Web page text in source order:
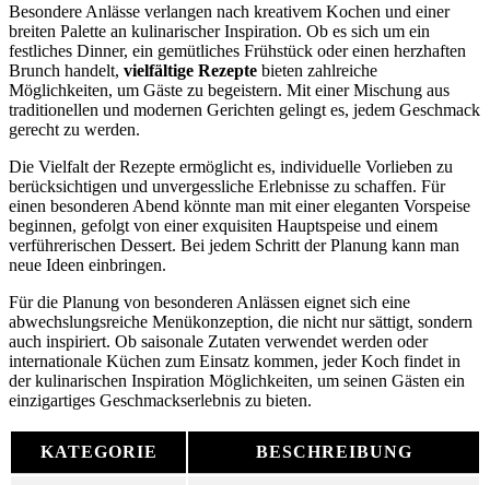
Besondere Anlässe verlangen nach kreativem Kochen und einer
breiten Palette an kulinarischer Inspiration. Ob es sich um ein
festliches Dinner, ein gemütliches Frühstück oder einen herzhaften
Brunch handelt, vielfältige Rezepte bieten zahlreiche
Möglichkeiten, um Gäste zu begeistern. Mit einer Mischung aus
traditionellen und modernen Gerichten gelingt es, jedem Geschmack
gerecht zu werden.
Die Vielfalt der Rezepte ermöglicht es, individuelle Vorlieben zu
berücksichtigen und unvergessliche Erlebnisse zu schaffen. Für
einen besonderen Abend könnte man mit einer eleganten Vorspeise
beginnen, gefolgt von einer exquisiten Hauptspeise und einem
verführerischen Dessert. Bei jedem Schritt der Planung kann man
neue Ideen einbringen.
Für die Planung von besonderen Anlässen eignet sich eine
abwechslungsreiche Menükonzeption, die nicht nur sättigt, sondern
auch inspiriert. Ob saisonale Zutaten verwendet werden oder
internationale Küchen zum Einsatz kommen, jeder Koch findet in
der kulinarischen Inspiration Möglichkeiten, um seinen Gästen ein
einzigartiges Geschmackserlebnis zu bieten.
KATEGORIE BESCHREIBUNG